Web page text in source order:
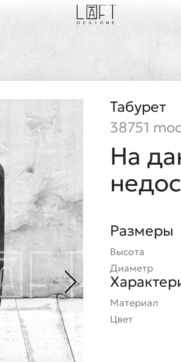
Табурет
38751
На
Размеры
Высота
Диаметр
Материал
Цвет